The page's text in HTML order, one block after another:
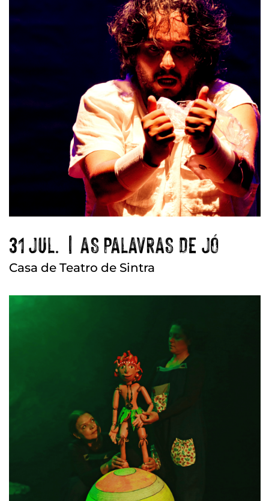
31 JUL. | AS PALAVRAS DE JÓ
Casa de Teatro de Sintra